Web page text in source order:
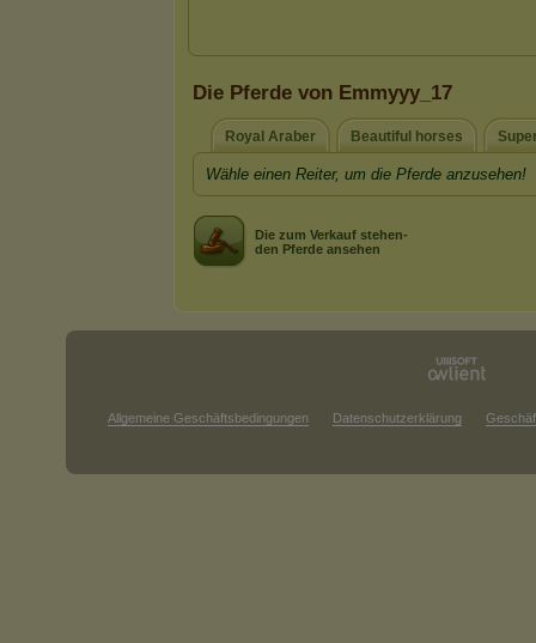
Die Pferde von Emmyyy_17
Royal Araber Beautiful horses
Wähle einen Reiter, um die Pferde anzusehen!
Die zum Verkauf stehen-
den Pferde ansehen
Allgemeine Geschäftsbedingungen Datenschutzerklärung